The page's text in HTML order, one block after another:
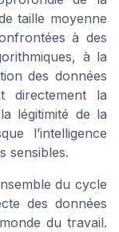
taille moyenne
à des
à la
des données
directement la
légitimité de la
l’intelligence
sensibles.
du cycle
des données
du travail.